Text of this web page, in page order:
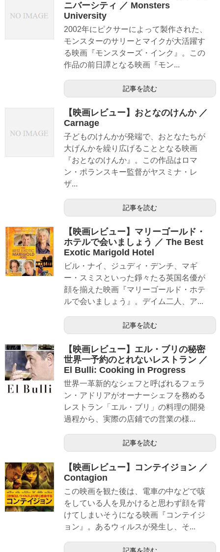
ニバーシティ ／ Monsters
University
2002年にピクサーによって製作された、
モンスターのサリーとマイクが大活躍す
る映画『モンスターズ・インク』。この
作品の前日譚となる映画『モン...
記事を読む
【映画レビュー】おとなのけんか ／
Carnage
子どものけんかが発端で、おとなたちが
大げんかを繰り広げることとなる映画
『おとなのけんか』。この作品はロマ
ン・ポランスキー監督がヤスミナ・レ
ザ...
記事を読む
【映画レビュー】マリーゴールド・
ホテルで会いましょう ／ The Best
Exotic Marigold Hotel
ビル・ナイ、ジュディ・デンチ、マギ
ー・スミスといった錚々たる英国名優が
顔を揃えた映画『マリーゴールド・ホテ
ルで会いましょう』。デイム二人、ア...
記事を読む
【映画レビュー】エル・ブリの秘密
世界一予約のとれないレストラン ／
El Bulli: Cooking in Progress
世界一革新的なシェフと呼ばれるフェラ
ン・アドリアがオーナーシェフを務める
レストラン「エル・ブリ」の料理の開発
過程から、実際の店鋪での営業の様...
記事を読む
【映画レビュー】コンテイジョン ／
Contagion
この映画を観た後は、電車の中などで咳
をしている人を見かけると思わず顔を背
けてしまいそうになる映画『コンテイジ
ョン』。あるウィルスが発生し、そ...
記事を読む